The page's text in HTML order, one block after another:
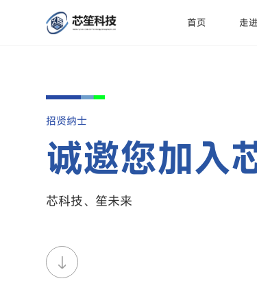
首页 走
招贤纳士
诚邀您加入
芯科技、笙未来